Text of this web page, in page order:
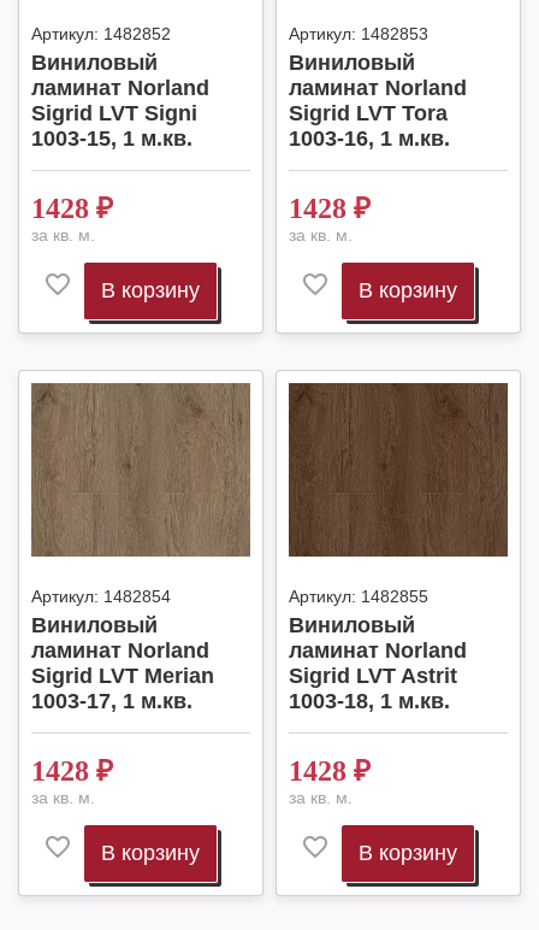
Артикул: 1482852
Виниловый
ламинат Norland
Sigrid LVT Signi
1003-15, 1 м.кв.
1428 ₽
за кв. м.
В корзину
Артикул: 1482853
Виниловый
ламинат Norland
Sigrid LVT Tora
1003-16, 1 м.кв.
1428 ₽
за кв. м.
В корзину
Артикул: 1482854
Виниловый
ламинат Norland
Sigrid LVT Merian
1003-17, 1 м.кв.
1428 ₽
за кв. м.
В корзину
Артикул: 1482855
Виниловый
ламинат Norland
Sigrid LVT Astrit
1003-18, 1 м.кв.
1428 ₽
за кв. м.
В корзину